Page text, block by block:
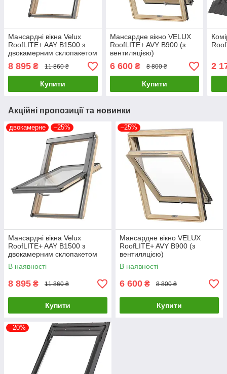
Мансардні вікна Velux
RoofLITE+ AAY B1500 з
двокамерним склопакетом
8 895 ₴ 11 860 ₴
Купити
Мансардне вікно VELUX
RoofLITE+ AVY B900 (з
вентиляцією)
6 600₴ 8 800 ₴
Купити
2
Акційні пропозиції та новинки
двокамерне –25%
Мансардні вікна Velux
RoofLITE+ AAY B1500 з
двокамерним склопакетом
В наявності
8 895 ₴ 11 860 ₴
Купити
–25%
Мансардне вікно VELUX
RoofLITE+ AVY B900 (з
вентиляцією)
В наявності
6 600 ₴ 8 800 ₴
Купити
–20%